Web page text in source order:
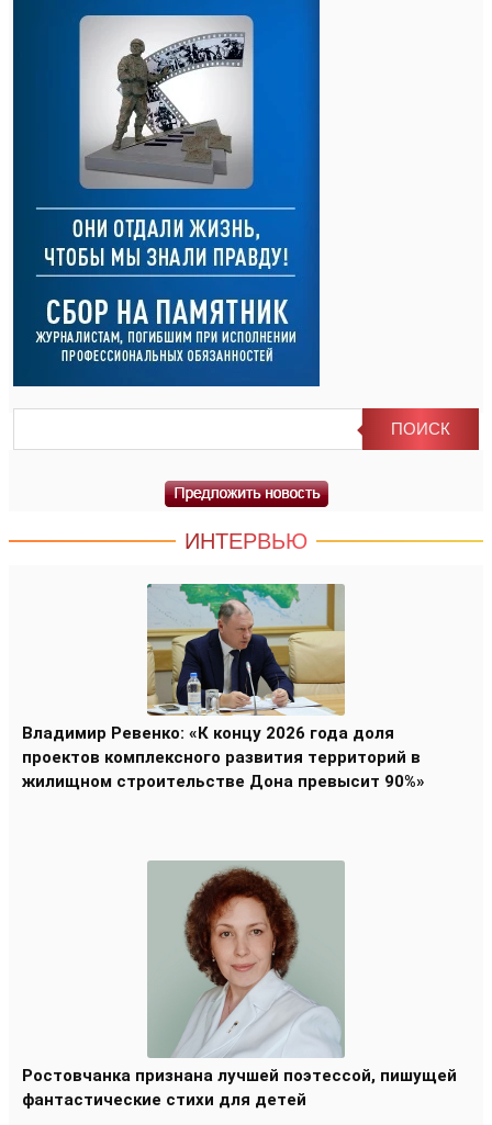
ИНТЕРВЬЮ
Владимир Ревенко: «К концу 2026 года доля
проектов комплексного развития территорий в
жилищном строительстве Дона превысит 90%»
Ростовчанка признана лучшей поэтессой, пишущей
фантастические стихи для детей